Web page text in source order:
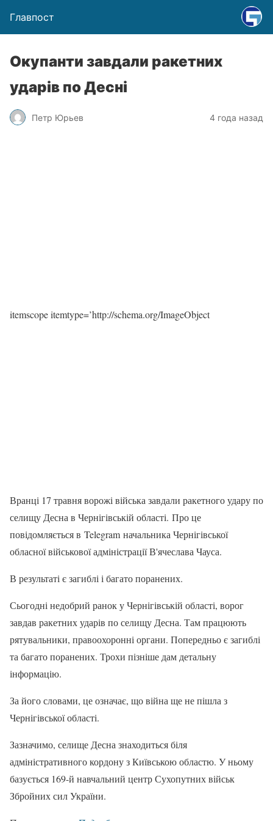
Главпост
Окупанти завдали ракетних
ударів по Десні
Петр Юрьев 4 года назад
itemscope itemtype=’http://schema.org/ImageObject
Вранці 17 травня ворожі війська завдали ракетного удару по
селищу Десна в Чернігівській області. Про це
повідомляється в Telegram начальника Чернігівської
обласної військової адміністрації В'ячеслава Чауса.
В результаті є загиблі і багато поранених.
Сьогодні недобрий ранок у Чернігівській області, ворог
завдав ракетних ударів по селищу Десна. Там працюють
рятувальники, правоохоронні органи. Попередньо є загиблі
та багато поранених. Трохи пізніше дам детальну
інформацію.
За його словами, це означає, що війна ще не пішла з
Чернігівської області.
Зазначимо, селище Десна знаходиться біля
адміністративного кордону з Київською областю. У ньому
базується 169-й навчальний центр Сухопутних військ
Збройних сил України.